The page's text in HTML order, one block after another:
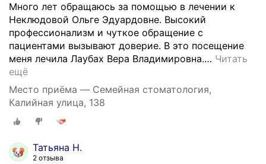
Много лет обращаюсь за помощью в лечении к
Неклюдовой Ольге Эдуардовне. Высокий
профессионализм и чуткое обращение с
пациентами вызывают доверие. В это посещение
меня лечила Лаубах Вера Владимировна.… Читать
ещё
Место приёма — Семейная стоматология,
Калийная улица, 138
Татьяна Н.
2 отзыва